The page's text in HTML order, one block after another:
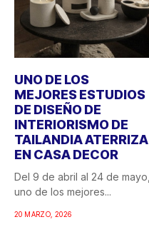
UNO DE LOS
MEJORES ESTUDIOS
DE DISEÑO DE
INTERIORISMO DE
TAILANDIA ATERRIZA
EN CASA DECOR
Del 9 de abril al 24 de mayo,
uno de los mejores...
20 MARZO, 2026